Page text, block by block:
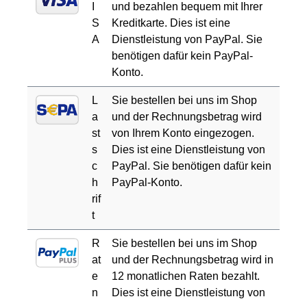
S
A
und bezahlen bequem mit Ihrer
Kreditkarte. Dies ist eine
Dienstleistung von PayPal. Sie
benötigen dafür kein PayPal-
Konto.
L
a
st
s
c
h
rif
t
Sie bestellen bei uns im Shop
und der Rechnungsbetrag wird
von Ihrem Konto eingezogen.
Dies ist eine Dienstleistung von
PayPal. Sie benötigen dafür kein
PayPal-Konto.
R
at
e
n
Sie bestellen bei uns im Shop
und der Rechnungsbetrag wird in
12 monatlichen Raten bezahlt.
Dies ist eine Dienstleistung von